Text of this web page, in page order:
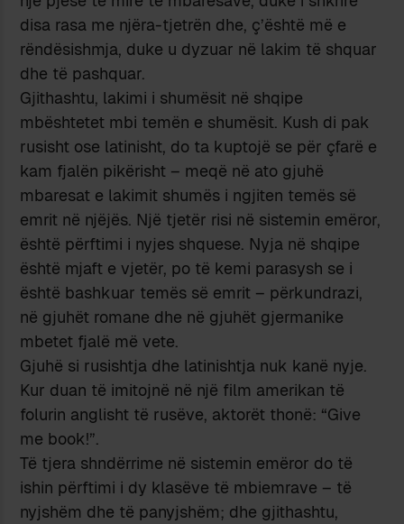
disa rasa me njëra-tjetrën dhe, ç’është më e
rëndësishmja, duke u dyzuar në lakim të shquar
dhe të pashquar.
Gjithashtu, lakimi i shumësit në shqipe
mbështetet mbi temën e shumësit. Kush di pak
rusisht ose latinisht, do ta kuptojë se për çfarë e
kam fjalën pikërisht – meqë në ato gjuhë
mbaresat e lakimit shumës i ngjiten temës së
emrit në njëjës. Një tjetër risi në sistemin emëror,
është përftimi i nyjes shquese. Nyja në shqipe
është mjaft e vjetër, po të kemi parasysh se i
është bashkuar temës së emrit – përkundrazi,
në gjuhët romane dhe në gjuhët gjermanike
mbetet fjalë më vete.
Gjuhë si rusishtja dhe latinishtja nuk kanë nyje.
Kur duan të imitojnë në një film amerikan të
folurin anglisht të rusëve, aktorët thonë: “Give
me book!”.
Të tjera shndërrime në sistemin emëror do të
ishin përftimi i dy klasëve të mbiemrave – të
nyjshëm dhe të panyjshëm; dhe gjithashtu,